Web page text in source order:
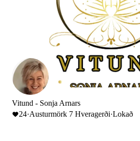
Vitund - Sonja Arnars
24·Austurmörk 7 Hveragerði·Lokað